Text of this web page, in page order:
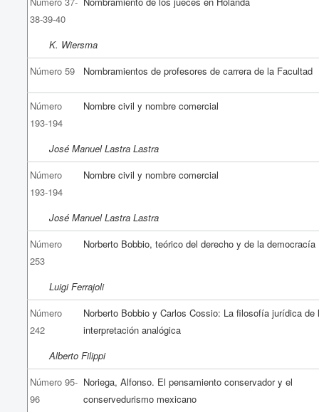
38-39-40
K. Wiersma
Número 59
Nombramientos de profesores de carrera de la Facultad
Número
193-194
Nombre civil y nombre comercial
José Manuel Lastra Lastra
Número
193-194
Nombre civil y nombre comercial
José Manuel Lastra Lastra
Número
253
Norberto Bobbio, teórico del derecho y de la democracía
Luigi Ferrajoli
Número
242
Norberto Bobbio y Carlos Cossio: La filosofía jurídica de
interpretación analógica
Alberto Filippi
Número 95-
96
Noriega, Alfonso. El pensamiento conservador y el
conservedurismo mexicano